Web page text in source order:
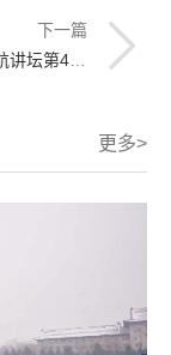
下一篇
色音乐的印迹》”的通知
更多>